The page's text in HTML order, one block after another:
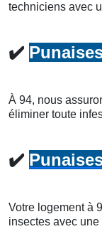
techniciens avec
✔️
À 94, nous
éliminer toute
✔️
Votre logement à
insectes avec